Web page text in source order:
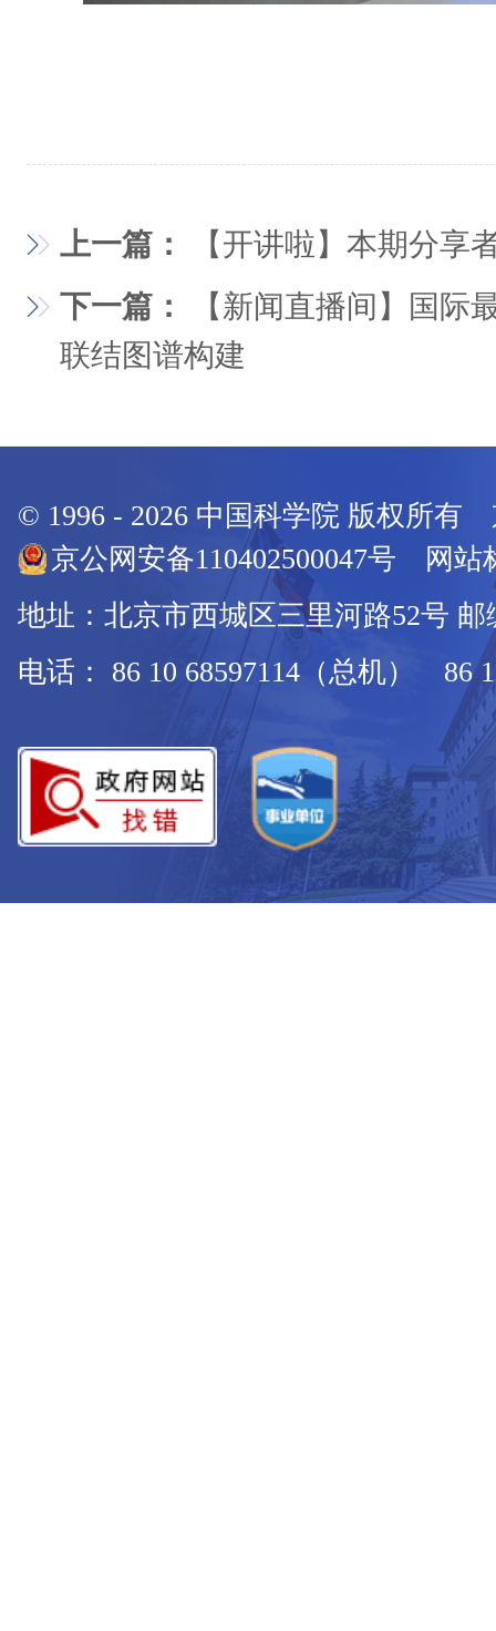
上一篇：
【开讲啦】本期分享
下一篇：
【新闻直播间】国际
联结图谱构建
© 1996 - 2026 中国科学院 版权所有
京公网安备110402500047号 网站
地址：北京市西城区三里河路52号 邮
电话： 86 10 68597114（总机） 86